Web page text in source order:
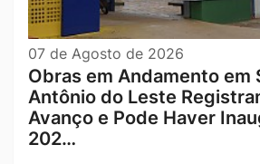
07 de Agosto de 2026
Obras em Andamento em
Antônio do Leste
Avanço e Pode Haver
202…